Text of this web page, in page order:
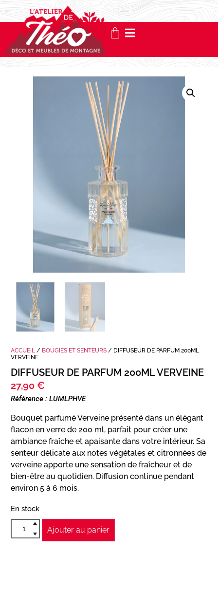
ACCUEIL / BOUGIES ET SENTEURS / DIFFUSEUR DE PARFUM 200ML
VERVEINE
DIFFUSEUR DE PARFUM 200ML VERVEINE
27,90 €
Référence : LUMLPHVE
Bouquet parfumé Verveine présenté dans un élégant
flacon en verre de 200 ml, parfait pour créer une
ambiance fraîche et apaisante dans votre intérieur. Sa
senteur délicate aux notes végétales et citronnées de
verveine apporte une sensation de fraîcheur et de
bien-être au quotidien. Diffusion continue pendant
environ 5 à 6 mois.
En stock
Ajouter au panier